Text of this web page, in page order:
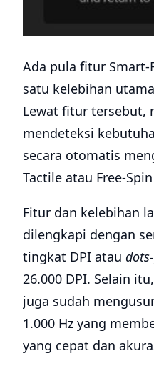
Ada pula fitur Smart-
satu kelebihan
Lewat fitur tersebut,
mendeteksi
secara otomatis
Tactile atau Free-
Fitur dan kelebihan
dilengkapi dengan
tingkat DPI atau
26.000 DPI. Selain
juga sudah
1.000 Hz yang
yang cepat dan